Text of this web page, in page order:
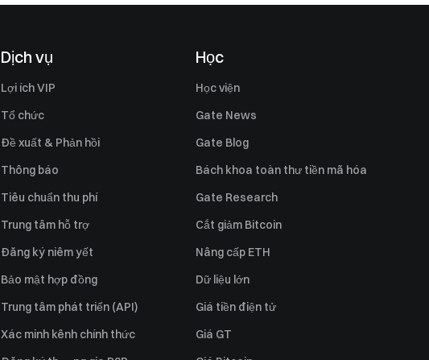
Dịch vụ
Lợi ích VIP
Tổ chức
Đề xuất & Phản hồi
Thông báo
Tiêu chuẩn thu phí
Trung tâm hỗ trợ
Đăng ký niêm yết
Bảo mật hợp đồng
Trung tâm phát triển (API)
Xác minh kênh chính thức
Học
Học viện
Gate News
Gate Blog
Bách khoa toàn thư tiền mã hóa
Gate Research
Cắt giảm Bitcoin
Nâng cấp ETH
Dữ liệu lớn
Giá tiền điện tử
Giá GT